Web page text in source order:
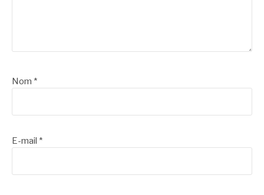
Nom *
E-mail *